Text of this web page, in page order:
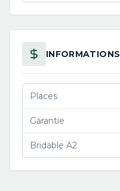
INFORMATIONS
Places
Garantie
Bridable A2